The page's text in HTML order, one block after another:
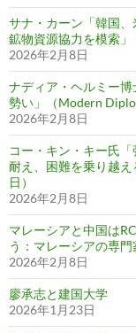
サナ・カーン「韓国
鉱物資源協力を模索
2026年2月8日
ナディア・ヘルミー
勢い」（Modern
2026年2月8日
コー・キン・キー氏
耐え、困難を乗り越
日）
2026年2月8日
マレーシアと中国は
う：マレーシアの専門
2026年2月8日
廖承志と建国大学
2026年1月23日